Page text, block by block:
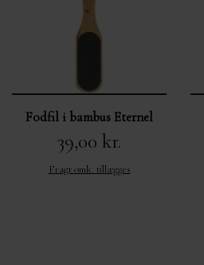
Fodfil i bambus Eternel
39,00 kr.
Fragt omk. tillægges